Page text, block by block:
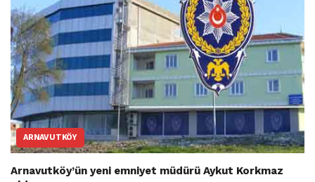
ARNAVUTKÖY
Arnavutköy’ün yeni emniyet müdürü Aykut Korkmaz